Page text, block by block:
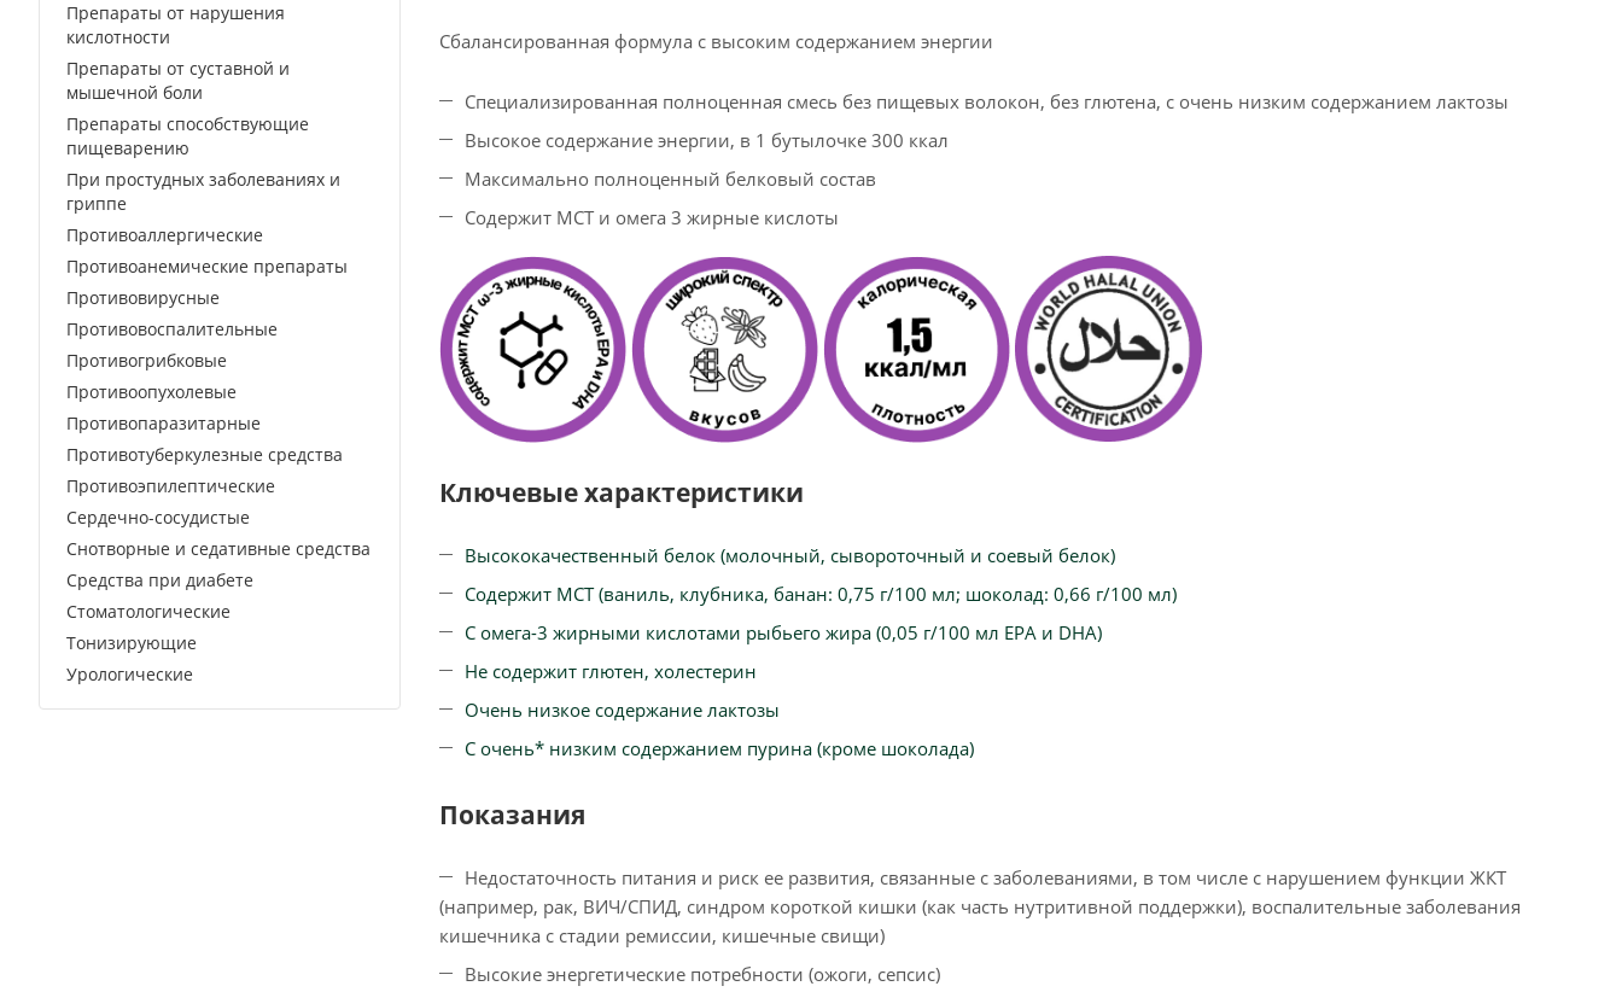
Сбалансированная формула с высоким содержанием энергии
Специализированная полноценная смесь без пищевых волокон, без глютена, с очень низким содержанием лактозы
Высокое содержание энергии, в 1 бутылочке 300 ккал
Максимально полноценный белковый состав
Содержит МСТ и омега 3 жирные кислоты
Ключевые характеристики
Высококачественный белок (молочный, сывороточный и соевый белок)
Содержит MCT (ваниль, клубника, банан: 0,75 г/100 мл; шоколад: 0,66 г/100 мл)
С омега-3 жирными кислотами рыбьего жира (0,05 г/100 мл EPA и DHA)
Не содержит глютен, холестерин
Очень низкое содержание лактозы
С очень* низким содержанием пурина (кроме шоколада)
Показания
Недостаточность питания и риск ее развития, связанные с заболеваниями, в том числе с нарушением функции ЖКТ
(например, рак, ВИЧ/СПИД, синдром короткой кишки (как часть нутритивной поддержки), воспалительные заболевания
кишечника с стадии ремиссии, кишечные свищи)
Высокие энергетические потребности (ожоги, сепсис)
Препараты от нарушения
кислотности
Препараты от суставной и
мышечной боли
Препараты способствующие
пищеварению
При простудных заболеваниях и
гриппе
Противоаллергические
Противоанемические препараты
Противовирусные
Противовоспалительные
Противогрибковые
Противоопухолевые
Противопаразитарные
Противотуберкулезные средства
Противоэпилептические
Сердечно-сосудистые
Снотворные и седативные средства
Средства при диабете
Стоматологические
Тонизирующие
Урологические